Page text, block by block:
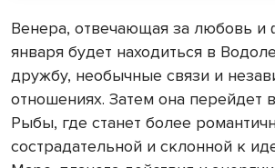
Венера, отвечающая за любовь и
января будет находиться в
дружбу, необычные связи и
отношениях. Затем она перейдет
Рыбы, где станет более
сострадательной и склонной к